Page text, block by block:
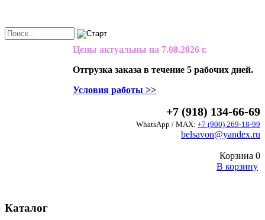
Цены актуальны на 7.08.2026 г.
Отгрузка заказа в течение 5 рабочих дней.
Условия работы >>
+7 (918) 134-66-69
WhatsApp / MAX: +7 (900) 269-18-99
belsavon@yandex.ru
Корзина 0
В корзину
Каталог